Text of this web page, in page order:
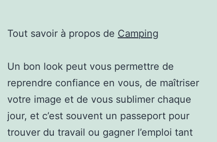
Tout savoir à propos de Camping
Un bon look peut vous permettre de
reprendre confiance en vous, de maîtriser
votre image et de vous sublimer chaque
jour, et c’est souvent un passeport pour
trouver du travail ou gagner l’emploi tant